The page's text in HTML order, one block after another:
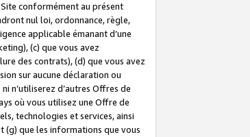
conformément au présent
nul loi, ordonnance, règle,
applicable émanant d’une
(c) que vous avez
des contrats), (d) que vous avez
sur aucune déclaration ou
n’utiliserez d’autres Offres de
où vous utilisez une Offre de
technologies et services, ainsi
(g) que les informations que vous